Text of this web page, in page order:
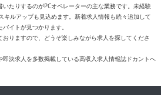
たりするのがPCオペレーターの主な業務です。未経験
キルアップも見込めます。新着求人情報も続々追加して
イトが見つかります。
りますので、どうぞ楽しみながら求人を探してくださ
決求人を多数掲載している高収入求人情報誌ドカントへ